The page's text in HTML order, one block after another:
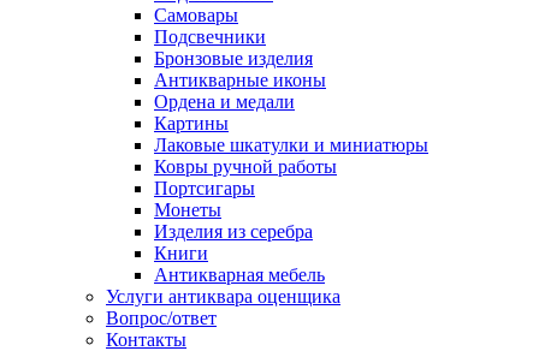
Самовары
Подсвечники
Бронзовые изделия
Антикварные иконы
Ордена и медали
Картины
Лаковые шкатулки и миниатюры
Ковры ручной работы
Портсигары
Монеты
Изделия из серебра
Книги
Антикварная мебель
Услуги антиквара оценщика
Вопрос/ответ
Контакты